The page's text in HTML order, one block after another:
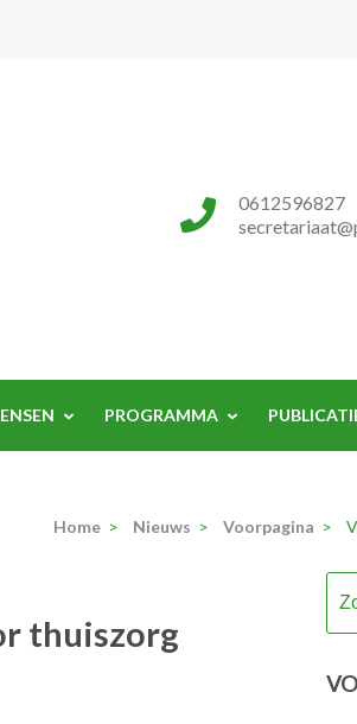
0612596827
PROGRAMMA
Home > Nieuws > Voorpagina >
thuiszorg